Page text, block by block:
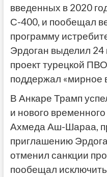
введенных в 2020
С-400, и пообещал
программу
Эрдоган выделил
проект турецкой
поддержал «мирное
В Анкаре Трамп
и нового
Ахмеда Аш-Шараа,
приглашению
отменил санкции
пообещал